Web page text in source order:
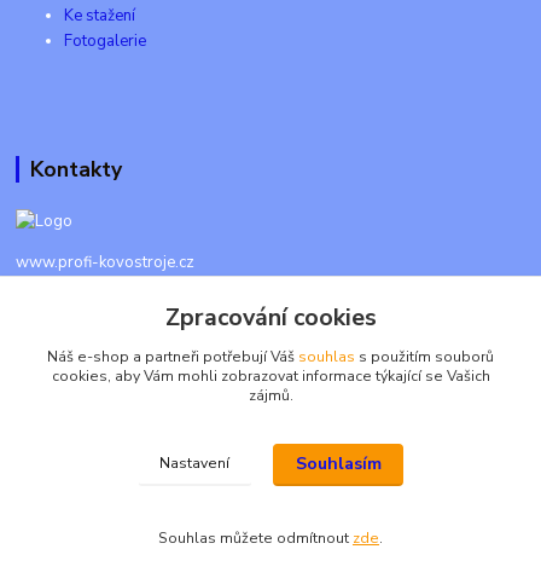
Ke stažení
Fotogalerie
Kontakty
www.profi-kovostroje.cz
+420 605 017 866
Každý den 8 - 20 hod - SMS kdykoliv
2026 © Profi-kovostroje.cz, všechna práva vyhrazena
Zpracování cookies
Náš e-shop a partneři potřebují Váš souhlas s použitím souborů
cookies, aby Vám mohli zobrazovat informace týkající se Vašich
zájmů.
Nastavení Souhlasím
Souhlas můžete odmítnout zde.